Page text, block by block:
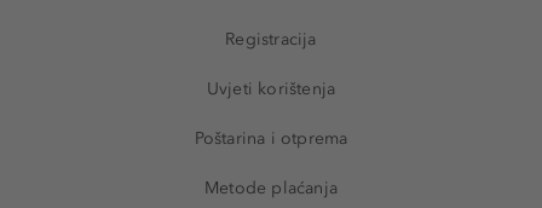
Registracija
Uvjeti korištenja
Poštarina i otprema
Metode plaćanja